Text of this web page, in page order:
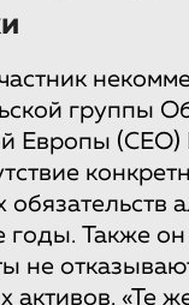
группы
Европы
обязательств
Также он
не
активов. «Те